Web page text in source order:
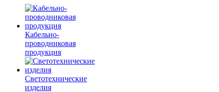
Кабельно-
проводниковая
продукция
Светотехнические
изделия